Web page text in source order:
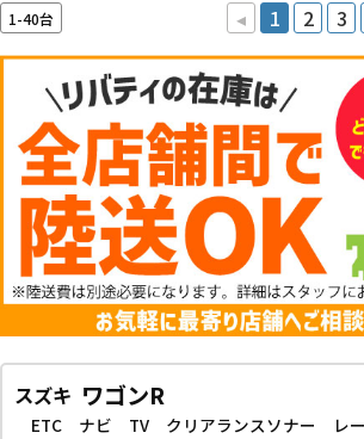
1-40台 ◂ 1 2 3
スズキ ワゴンR